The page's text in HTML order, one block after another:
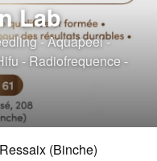
Lab
- Aquapeel -
- Radiofrequence -
(Binche)